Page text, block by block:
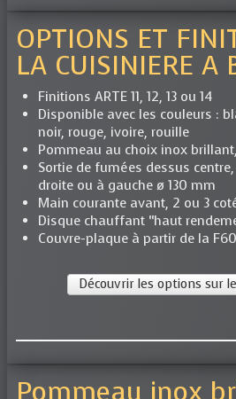
OPTIONS ET
LA CUISINIERE A
Finitions ARTE 11, 12, 13 ou 14
Disponible avec les couleurs :
noir, rouge, ivoire, rouille
Pommeau au choix inox
Sortie de fumées dessus
droite ou à gauche ø 130 mm
Main courante avant, 2 ou 3
Disque chauffant “haut
Couvre-plaque à partir de la F60
Découvrir les options sur
Pommeau inox